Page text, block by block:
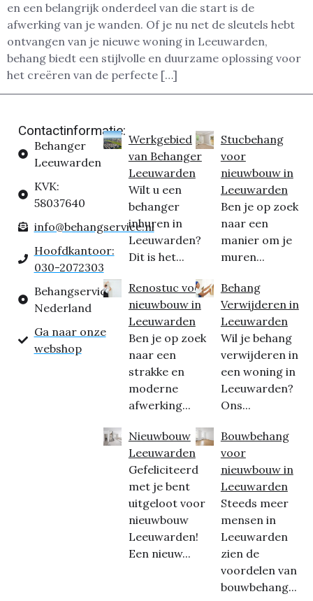
en een belangrijk onderdeel van die start is de
afwerking van je wanden. Of je nu net de sleutels hebt
ontvangen van je nieuwe woning in Leeuwarden,
behang biedt een stijlvolle en duurzame oplossing voor
het creëren van de perfecte […]
Contactinformatie:
Behanger
Leeuwarden
KVK:
58037640
info@behangservice.nl
Hoofdkantoor:
030-2072303
Behangservice
Nederland
Ga naar onze
webshop
Werkgebied
van Behanger
Leeuwarden
Wilt u een
behanger
inhuren in
Leeuwarden?
Dit is het...
Renostuc voor
nieuwbouw in
Leeuwarden
Ben je op zoek
naar een
strakke en
moderne
afwerking...
Nieuwbouw
Leeuwarden
Gefeliciteerd
met je bent
uitgeloot voor
nieuwbouw
Leeuwarden!
Een nieuw...
Stucbehang
voor
nieuwbouw in
Leeuwarden
Ben je op zoek
naar een
manier om je
muren...
Behang
Verwijderen in
Leeuwarden
Wil je behang
verwijderen in
een woning in
Leeuwarden?
Ons...
Bouwbehang
voor
nieuwbouw in
Leeuwarden
Steeds meer
mensen in
Leeuwarden
zien de
voordelen van
bouwbehang...